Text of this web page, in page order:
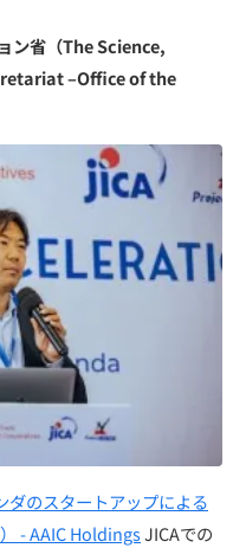
ン省（The Science,
–Office of the
ダのスタートアップによる
- AAIC HoldingsJICAでの